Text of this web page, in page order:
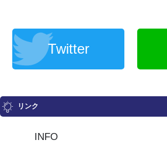
Twitter
リンク
INFO